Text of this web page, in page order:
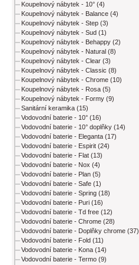
Koupelnový nábytek - 10° (4)
Koupelnový nábytek - Balance (4)
Koupelnový nábytek - Step (3)
Koupelnový nábytek - Sud (1)
Koupelnový nábytek - Behappy (2)
Koupelnový nábytek - Natural (8)
Koupelnový nábytek - Clear (3)
Koupelnový nábytek - Classic (8)
Koupelnový nábytek - Chrome (10)
Koupelnový nábytek - Rosa (5)
Koupelnový nábytek - Formy (9)
Sanitární keramika (15)
Vodovodní baterie - 10° (16)
Vodovodní baterie - 10° doplňky (14)
Vodovodní baterie - Eleganta (17)
Vodovodní baterie - Espirit (24)
Vodovodní baterie - Flat (13)
Vodovodní baterie - Nox (4)
Vodovodní baterie - Plan (5)
Vodovodní baterie - Safe (1)
Vodovodní baterie - Spring (18)
Vodovodní baterie - Puri (16)
Vodovodní baterie - Td free (12)
Vodovodní baterie - Chrome (28)
Vodovodní baterie - Doplňky chrome (37)
Vodovodní baterie - Fold (11)
Vodovodní baterie - Kona (14)
Vodovodní baterie - Termo (9)